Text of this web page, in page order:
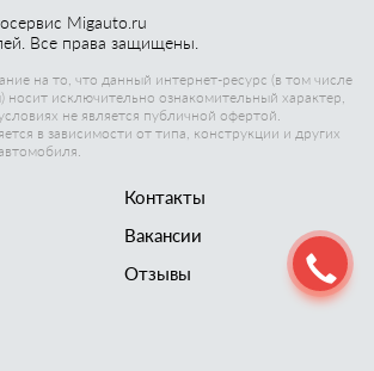
Migauto.ru
Все права защищены.
на то, что данный интернет-ресурс (в том числе
носит исключительно ознакомительный характер,
не является публичной офертой.
в зависимости от типа, конструкции и других
Контакты
Вакансии
Отзывы